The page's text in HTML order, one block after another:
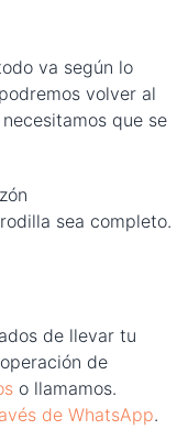
va según lo
volver al
que se
sea completo.
de llevar tu
de
o llamamos.
de WhatsApp.